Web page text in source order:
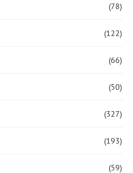
(78)
(122)
(66)
(50)
(327)
(193)
(59)